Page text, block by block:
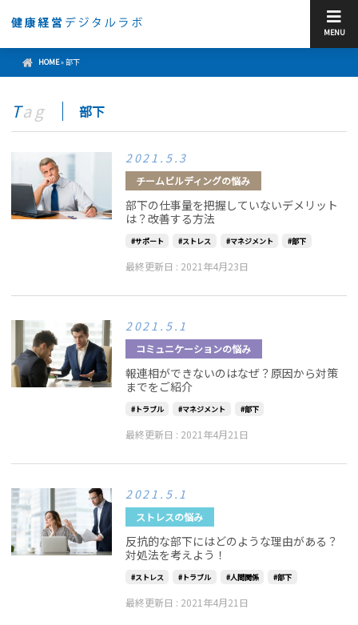
MENU
HOME»部下
Tag 部下
2021.5.3
チームビルディングの悩み
部下の仕事量を把握していないデメリット
は？改善する方法
サポート ストレス マネジメント 部下
最終更新日 : 2021年4月23日
2021.5.1
コミュニケーションの悩み
報連相ができないのはなぜ？原因から対策
までをご紹介
トラブル マネジメント 部下
最終更新日 : 2021年4月21日
2021.5.1
ストレスの悩み
反抗的な部下にはどのような理由がある？
対処法を考えよう！
ストレス トラブル 人間関係 部下
最終更新日 : 2021年4月21日